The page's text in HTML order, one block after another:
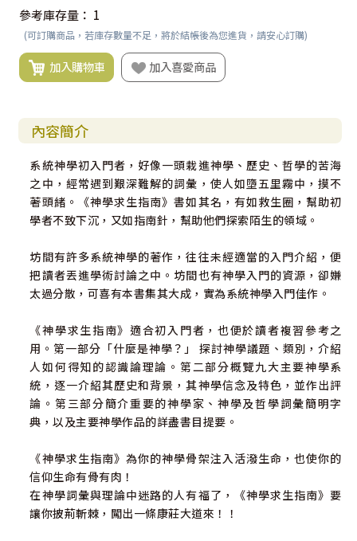
參考庫存量： 1
(可訂購商品，若庫存數量不足，將於結帳後為您進貨，請安心訂購)
加入購物車 加入喜愛商品
內容簡介
系統神學初入門者，好像一頭栽進神學、歷史、哲學的苦海
之中，經常遇到艱深難解的詞彙，使人如墮五里霧中，摸不
著頭緒。《神學求生指南》書如其名，有如救生圈，幫助初
學者不致下沉，又如指南針，幫助他們探索陌生的領域。
坊間有許多系統神學的著作，往往未經適當的入門介紹，便
把讀者丟進學術討論之中。坊間也有神學入門的資源，卻嫌
太過分散，可喜有本書集其大成，實為系統神學入門佳作。
《神學求生指南》適合初入門者，也便於讀者複習參考之
用。第一部分「什麼是神學？」 探討神學議題、類別，介紹
人如何得知的認識論理論。第二部分概覽九大主要神學系
統，逐一介紹其歷史和背景，其神學信念及特色，並作出評
論。第三部分簡介重要的神學家、神學及哲學詞彙簡明字
典，以及主要神學作品的詳盡書目提要。
《神學求生指南》為你的神學骨架注入活潑生命，也使你的
信仰生命有骨有肉！
在神學詞彙與理論中迷路的人有福了，《神學求生指南》要
讓你披荊斬棘，闖出一條康莊大道來！！